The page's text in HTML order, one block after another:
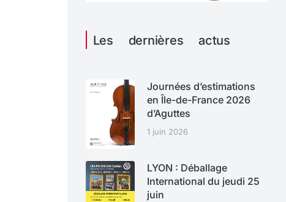
Les dernières actus
Journées d’estimations
en Île-de-France 2026
d’Aguttes
1 juin 2026
LYON : Déballage
International du jeudi 25
juin